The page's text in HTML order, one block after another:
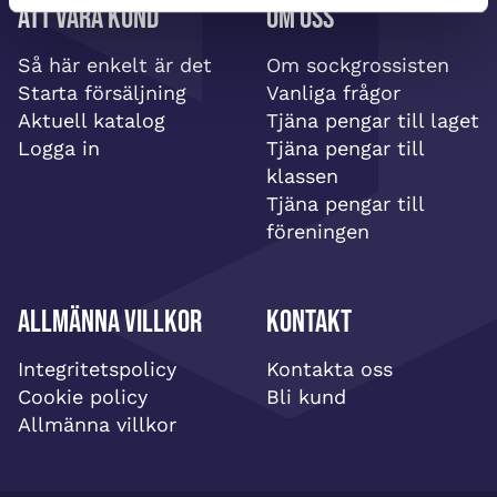
Att vara kund
Så här enkelt är det
Starta försäljning
Aktuell katalog
Logga in
Om oss
Om sockgrossisten
Vanliga frågor
Tjäna pengar till laget
Tjäna pengar till
klassen
Tjäna pengar till
föreningen
Allmänna villkor
Integritetspolicy
Cookie policy
Allmänna villkor
Kontakt
Kontakta oss
Bli kund